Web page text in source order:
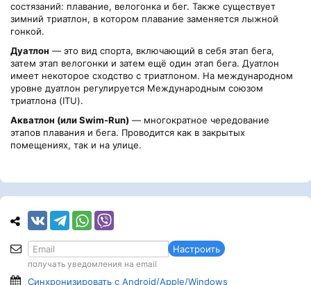
состязаний: плавание, велогонка и бег. Также существует
зимний триатлон, в котором плавание заменяется лыжной
гонкой.
Дуатлон — это вид спорта, включающий в себя этап бега,
затем этап велогонки и затем ещё один этап бега. Дуатлон
имеет некоторое сходство с триатлоном. На международном
уровне дуатлон регулируется Международным союзом
триатлона (ITU).
Акватлон (или Swim-Run) — многократное чередование
этапов плавания и бега. Проводится как в закрытых
помещениях, так и на улице.
Настроить
получать уведомления на email
Синхронизировать с Android/Apple/Windows